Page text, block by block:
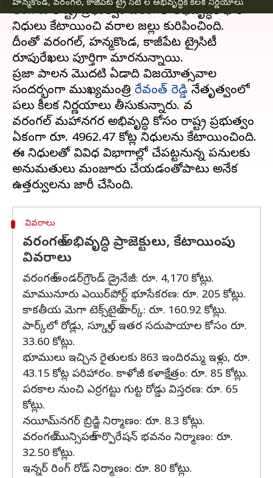
హన్మకొండ, వరంగల్, కాజీపేట ట్రై సిటీ ల అభివృద్ధికి కీలక నిర్ణయాలు
తెలంగాణరాష్ట్ర ప్రభుత్వం వరంగల్ అభివృద్ధికి భారీ
నిధులు కేటాయించి వరాల జల్లు కురిపించింది.
దీంతో వరంగల్, హన్మకొండ, కాజీపేట ట్రైసిటీ
రూపురేఖలు పూర్తిగా మారనున్నాయి.
ప్రజా పాలన మొదటి ఏడాది విజయోత్సవాల
సందర్భంగా ముఖ్యమంత్రి రేవంత్ రెడ్డి నేతృత్వంలో
పలు కీలక నిర్ణయాలు తీసుకున్నారు. వ
వరంగల్ మహానగర అభివృద్ధి కోసం రాష్ట్ర ప్రభుత్వం
ఏకంగా రూ. 4962.47 కోట్ల నిధులను కేటాయించింది.
ఈ నిధులతో వివిధ విభాగాల్లో చేపట్టనున్న పనులకు
అనుమతులు మంజూరు చేయడంతోపాటు అనేక
వివరాలు
వరంగల్ అభివృద్ధి ప్రాజెక్టులు, కేటాయింపు
వివరాలు
వరంగల్ అండర్‌గ్రౌండ్ డ్రైనేజీ: రూ. 4,170 కోట్లు.
మామునూరు ఎయిర్‌పోర్ట్ భూసేకరణ: రూ. 205 కోట్లు.
కాకతీయ మెగా టెక్స్‌టైల్ పార్క్: రూ. 160.92 కోట్లు.
పార్క్‌లో రోడ్లు, స్కూల్స్, ఇతర సదుపాయాల కోసం రూ.
33.60 కోట్లు.
భూములు ఇచ్చిన రైతులకు 863 ఇందిరమ్మ ఇళ్లు, రూ.
43.15 కోట్ల పరిహారం. కాళోజీ కళాక్షేత్రం: రూ. 85 కోట్లు.
పరకాల నుంచి ఎర్రగట్టు గుట్ట రోడ్డు విస్తరణ: రూ. 65
కోట్లు.
నయీమ్‌నగర్ బ్రిడ్జి నిర్మాణం: రూ. 8.3 కోట్లు.
వరంగల్ మున్సిపల్ కార్పొరేషన్ భవనం నిర్మాణం: రూ.
32.50 కోట్లు.
ఇన్నర్ రింగ్ రోడ్ నిర్మాణం: రూ. 80 కోట్లు.